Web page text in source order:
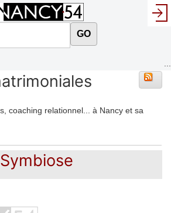
GO
coaching relationnel... à Nancy et sa